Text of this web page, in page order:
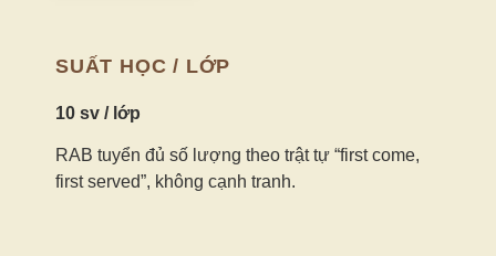
SUẤT HỌC / LỚP
10 sv / lớp
RAB tuyển đủ số lượng theo trật tự “first come,
first served”, không cạnh tranh.